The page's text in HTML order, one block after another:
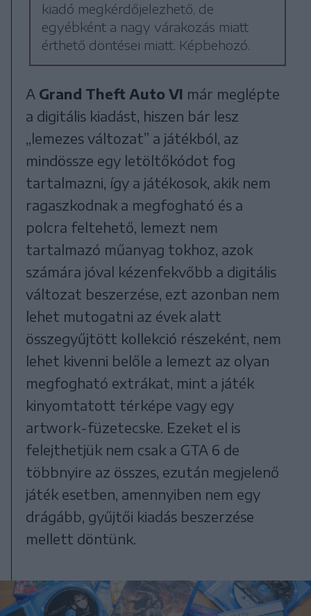
kiadó megkérdőjelezhető, de
egyébként a nagy várakozás miatt
érthető döntései miatt. Képbehozó.
A Grand Theft Auto VI már meglépte
a digitális kiadást, hiszen bár lesz
„lemezes változat” a játékból, az
mindössze egy letöltőkódot fog
tartalmazni, így a játékosok, akik nem
ragaszkodnak a megfogható és a
polcra feltehető, lemezt nem
tartalmazó műanyag tokhoz, azok
számára jóval kézenfekvőbb a digitális
változat beszerzése, ezt azonban nem
lehet mutogatni az évek alatt
összegyűjtött kollekció részeként, nem
lehet kivenni belőle a lemezt az olyan
megfogható extrákat, mint a játék
kinyomtatott térképe vagy egy
artwork-füzetecske. Ezeket el is
felejthetjük nem csak a GTA 6 de
többnyire az összes, ezután megjelenő
játék esetben, amennyiben nem egy
drágább, gyűjtői kiadás beszerzése
mellett döntünk.